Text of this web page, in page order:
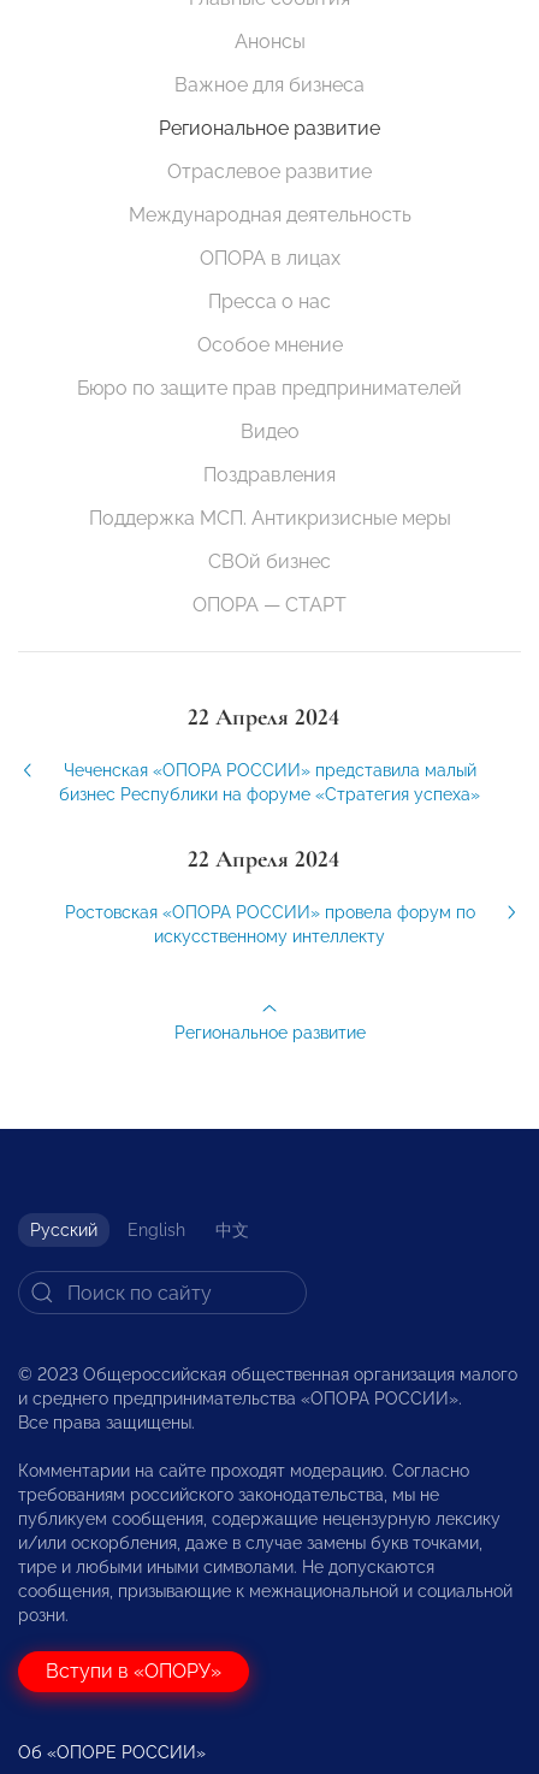
Анонсы
Важное для бизнеса
Региональное развитие
Отраслевое развитие
Международная деятельность
ОПОРА в лицах
Пресса о нас
Особое мнение
Бюро по защите прав предпринимателей
Видео
Поздравления
Поддержка МСП. Антикризисные меры
СВОй бизнес
ОПОРА — СТАРТ
22 Апреля 2024
Чеченская «ОПОРА РОССИИ» представила малый
бизнес Республики на форуме «Стратегия успеха»
22 Апреля 2024
Ростовская «ОПОРА РОССИИ» провела форум по
искусственному интеллекту
Региональное развитие
Русский English 中文
© 2023 Общероссийская общественная организация малого
и среднего предпринимательства «ОПОРА РОССИИ».
Все права защищены.
Комментарии на сайте проходят модерацию. Согласно
требованиям российского законодательства, мы не
публикуем сообщения, содержащие нецензурную лексику
и/или оскорбления, даже в случае замены букв точками,
тире и любыми иными символами. Не допускаются
сообщения, призывающие к межнациональной и социальной
розни.
Вступи в «ОПОРУ»
Об «ОПОРЕ РОССИИ»